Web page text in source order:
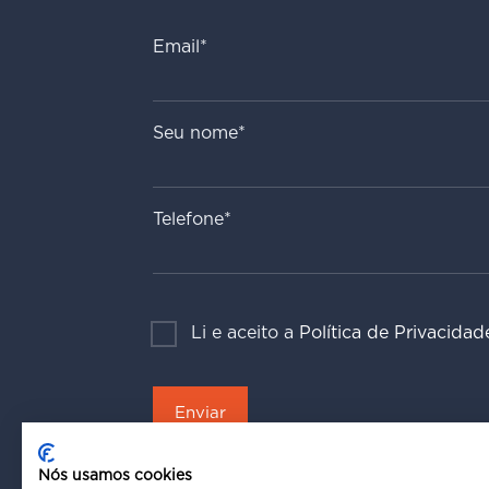
Email*
Seu nome*
Telefone*
Li e aceito a Política de
Nós usamos cookies